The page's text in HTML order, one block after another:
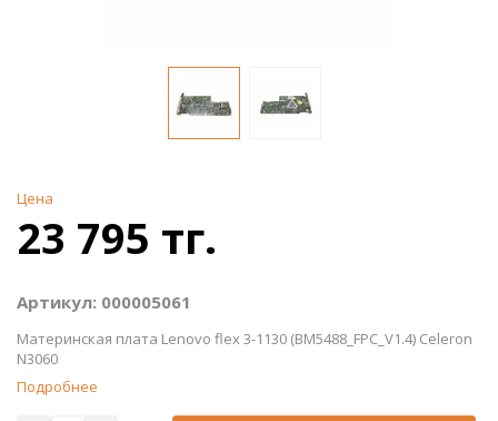
Цена
23 795 тг.
Артикул: 000005061
Материнская плата Lenovo flex 3-1130 (BM5488_FPC_V1.4) Celeron
N3060
Подробнее